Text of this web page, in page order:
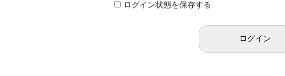
ログイン状態を保存する